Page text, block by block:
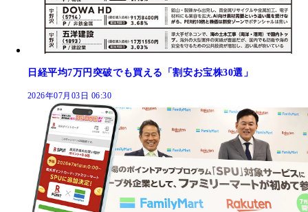
日経平均7万円突破でも買える「割安お宝株30選」
2026年07月03日 06:30